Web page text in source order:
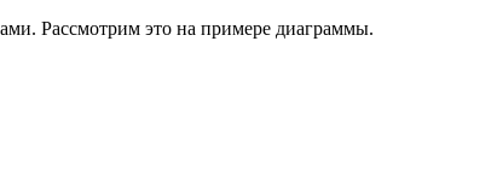
Рассмотрим это на примере диаграммы.